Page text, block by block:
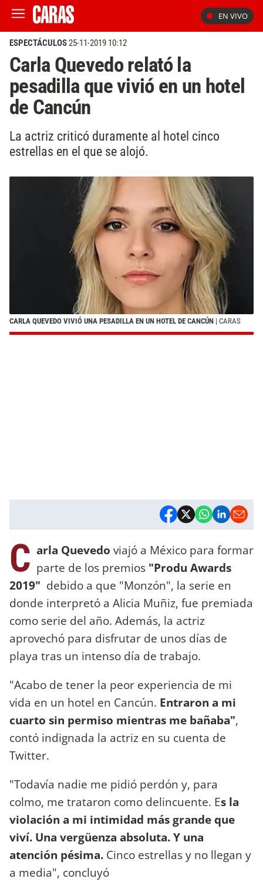
EN VIVO
ESPECTÁCULOS25-11-2019 10:12
Carla Quevedo relató la
pesadilla que vivió en un hotel
de Cancún
La actriz criticó duramente al hotel cinco
estrellas en el que se alojó.
CARLA QUEVEDO VIVIÓ UNA PESADILLA EN UN HOTEL DE CANCÚN | CARAS
C arla Quevedo viajó a México para formar
parte de los premios "Produ Awards
2019" debido a que "Monzón", la serie en
donde interpretó a Alicia Muñiz, fue premiada
como serie del año. Además, la actriz
aprovechó para disfrutar de unos días de
playa tras un intenso día de trabajo.
"Acabo de tener la peor experiencia de mi
vida en un hotel en Cancún. Entraron a mi
cuarto sin permiso mientras me bañaba",
contó indignada la actriz en su cuenta de
Twitter.
"Todavía nadie me pidió perdón y, para
colmo, me trataron como delincuente. Es la
violación a mi intimidad más grande que
viví. Una vergüenza absoluta. Y una
atención pésima. Cinco estrellas y no llegan y
a media", concluyó